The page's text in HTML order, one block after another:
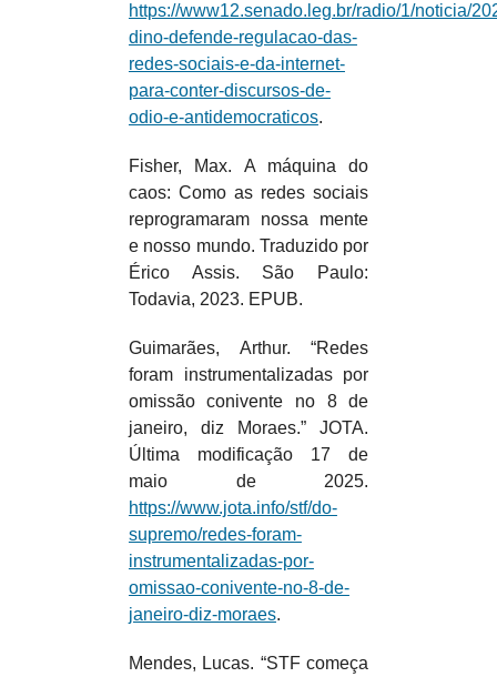
https://www12.senado.leg.br/radio/1/noticia/
dino-defende-regulacao-das-
redes-sociais-e-da-internet-
para-conter-discursos-de-
odio-e-antidemocraticos.
Fisher, Max. A máquina do
caos: Como as redes sociais
reprogramaram nossa mente
e nosso mundo. Traduzido por
Érico Assis. São Paulo:
Todavia, 2023. EPUB.
Guimarães, Arthur. “Redes
foram instrumentalizadas por
omissão conivente no 8 de
janeiro, diz Moraes.” JOTA.
Última modificação 17 de
maio de 2025.
https://www.jota.info/stf/do-
supremo/redes-foram-
instrumentalizadas-por-
omissao-conivente-no-8-de-
janeiro-diz-moraes.
Mendes, Lucas. “STF começa